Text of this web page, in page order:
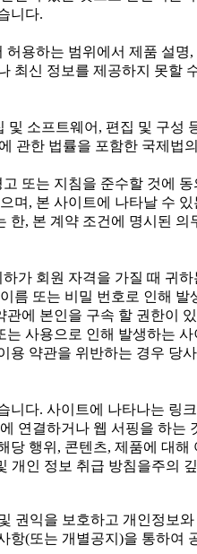
니다.
용하는 범위에서 제품 설
신 정보를 제공하지 못할
소프트웨어, 편집 및 구성
관한 법률을 포함한 국제법
또는 지침을 준수할 것에
, 본 사이트에 나타날 수
, 본 계약 조건에 명시된
가 회원 자격을 가질 때 귀
또는 비밀 번호로 인해
에 본인을 구속 할 권한이
사용으로 인해 발생하는
약관을 위반하는 경우 당
다. 사이트에 나타나는 링
연결하거나 웹 서핑을 하
행위, 콘텐츠, 제품에 대
개인 정보 취급 방침을주의
권익을 보호하고 개인정보
(또는 개별공지)을 통하여